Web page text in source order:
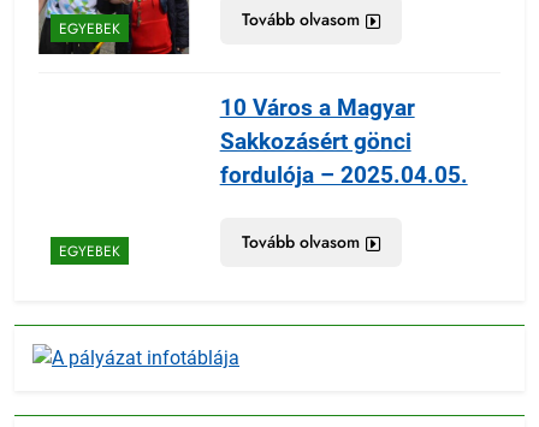
EGYEBEK Tovább olvasom
EGYEBEK
10 Város a Magyar
Sakkozásért gönci
fordulója – 2025.04.05.
Tovább olvasom